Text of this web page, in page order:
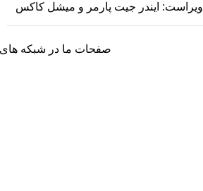
ویراست: ایندر جیت پارمر و میشل کاکس
صفحات ما در شبکه